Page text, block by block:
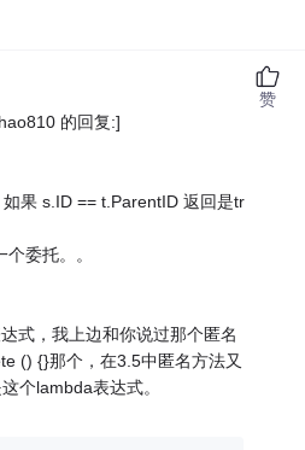
的回复:]
果 s.ID == t.ParentID 返回是tr
委托。。
式，我上边和你说过那个匿名
() {}那个，在3.5中匿名方法又
个lambda表达式。
赞